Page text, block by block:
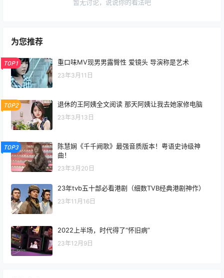
暂无讨论，说说你的看法吧
为您推荐
TOP1 重口味MV现男男露臀性 爱镜头 导演称是艺术
23年3月11日
TOP2 退休的王阿姨全文阅读 那天阿姨让我去她家修电脑
23年3月13日
TOP3
陈慧娴《千千阙歌》最强音质版本！粤语史诗级神
曲！
23年3月20日
23年tvb五十部必看港剧（细数TVB经典港剧神作）
23年11月16日
2022上半场，时代得了“怀旧病”
23年12月9日